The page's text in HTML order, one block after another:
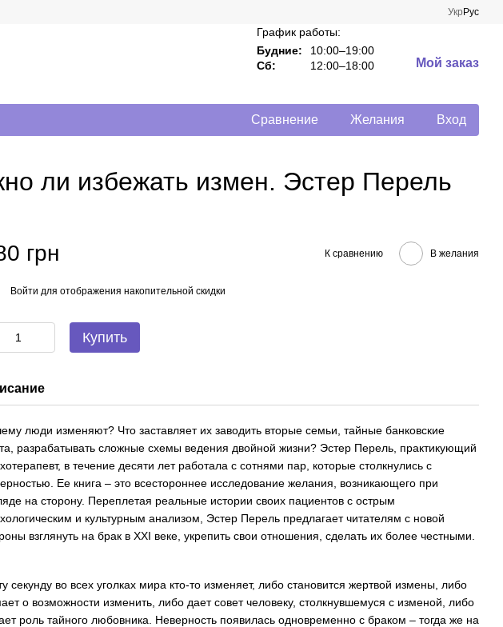
Укр Рус
График работы:
Будние:
10:00–19:00
Сб:
12:00–18:00 Мой заказ
Сравнение Желания Вход
ли избежать измен. Эстер Перель
грн К сравнению В желания
Войти для отображения накопительной скидки
Купить
люди изменяют? Что заставляет их заводить вторые семьи, тайные банковские
разрабатывать сложные схемы ведения двойной жизни? Эстер Перель, практикующий
в течение десяти лет работала с сотнями пар, которые столкнулись с
Ее книга – это всестороннее исследование желания, возникающего при
на сторону. Переплетая реальные истории своих пациентов с острым
и культурным анализом, Эстер Перель предлагает читателям с новой
взглянуть на брак в XXI веке, укрепить свои отношения, сделать их более честными.
секунду во всех уголках мира кто-то изменяет, либо становится жертвой измены, либо
о возможности изменить, либо дает совет человеку, столкнувшемуся с изменой, либо
роль тайного любовника. Неверность появилась одновременно с браком – тогда же на